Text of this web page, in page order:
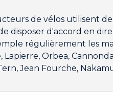
de vélos utilisent
disposer d'accord en
régulièrement les
Orbea,
Jean Fourche,